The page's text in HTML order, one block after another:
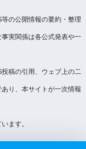
の公開情報の要約・整理
実関係は各公式発表や一
稿の引用、ウェブ上の二
り、本サイトが一次情報
ます。